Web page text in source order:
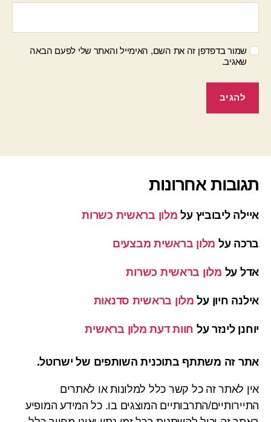
שמור בדפדפן זה את השם, האימייל והאתר שלי לפעם הבאה
שאגיב.
תגובות אחרונות
איילה ליבוביץ על מלון בראשית כשרות
ברכה על מלון בראשית מבצעים
אדל על מלון בראשית כשרות
אילנה חיון על מלון בראשית סדנאות
יוחנן לינזר על חוות דעת מלון בראשית
אתר זה משתתף בתוכנית השותפים של ישרוטל.
אין לאתר זה כל קשר כלל למלונות או לאתרים
התיירותיים/התרבותיים המוצגים בו. כל המידע המופיע